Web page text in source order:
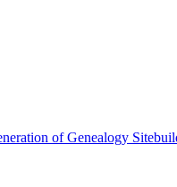
of Genealogy